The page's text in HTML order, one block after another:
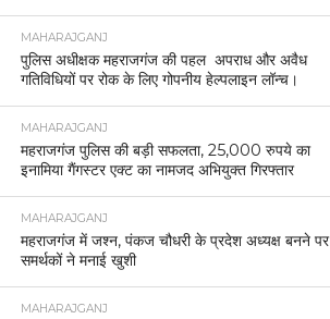
MAHARAJGANJ
पुलिस अधीक्षक महराजगंज की पहल अपराध और अवैध
गतिविधियों पर रोक के लिए गोपनीय हेल्पलाइन लॉन्च।
MAHARAJGANJ
महराजगंज पुलिस की बड़ी सफलता, 25,000 रुपये का
इनामिया गैंगस्टर एक्ट का नामजद अभियुक्त गिरफ्तार
MAHARAJGANJ
महराजगंज में जश्न, पंकज चौधरी के प्रदेश अध्यक्ष बनने पर
समर्थकों ने मनाई खुशी
MAHARAJGANJ